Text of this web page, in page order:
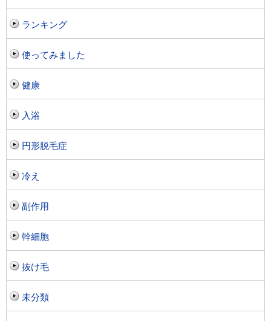
ランキング
使ってみました
健康
入浴
円形脱毛症
冷え
副作用
幹細胞
抜け毛
未分類